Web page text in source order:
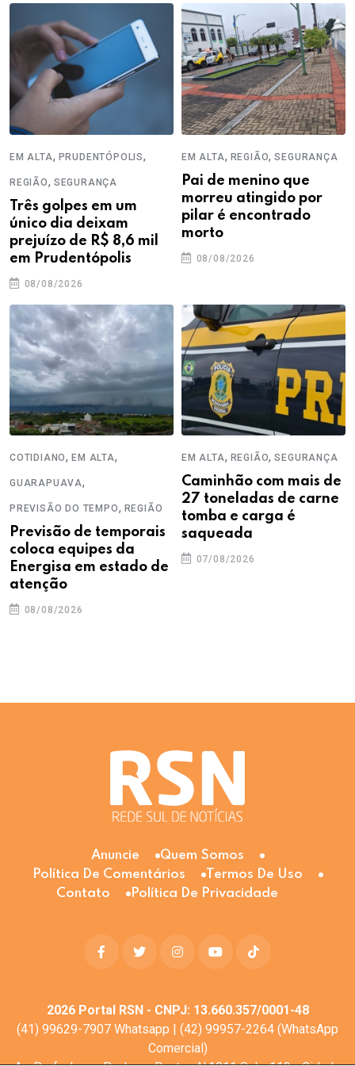
EM ALTA, PRUDENTÓPOLIS,
REGIÃO, SEGURANÇA
Três golpes em um
único dia deixam
prejuízo de R$ 8,6 mil
em Prudentópolis
08/08/2026
EM ALTA, REGIÃO,SEGURANÇA
Pai de menino que
morreu atingido por
pilar é encontrado
morto
08/08/2026
COTIDIANO,EM ALTA,
GUARAPUAVA,
PREVISÃO DO TEMPO, REGIÃO
Previsão de temporais
coloca equipes da
Energisa em estado de
atenção
08/08/2026
EM ALTA, REGIÃO,SEGURANÇA
Caminhão com mais de
27 toneladas de carne
tomba e carga é
saqueada
07/08/2026
Anuncie
Quem Somos
Política De Comentários
Termos De Uso
Contato
Política De Privacidade
2026Portal RSN - CNPJ: 13.660.357/0001-48
(41) 99629-7907 Whatsapp | (42) 99957-2264 (WhatsApp
Comercial)